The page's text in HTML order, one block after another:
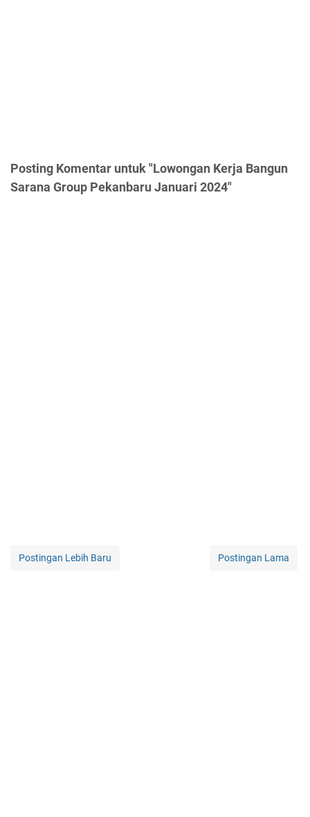
Posting Komentar untuk "Lowongan Kerja Bangun
Sarana Group Pekanbaru Januari 2024"
Postingan Lebih Baru Postingan Lama